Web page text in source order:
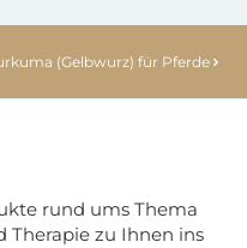
(Gelbwurz) für Pferde
rund ums Thema
Therapie zu Ihnen ins